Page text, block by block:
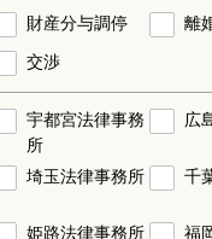
財産分与調停
離
交渉
宇都宮法律事務
所
広
埼玉法律事務所 千
姫路法律事務所 福